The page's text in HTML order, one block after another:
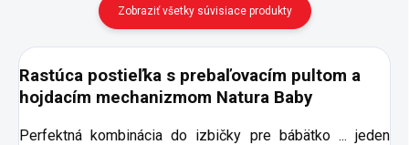
Zobraziť všetky súvisiace produkty
Rastúca postieľka s prebaľovacím pultom a
hojdacím mechanizmom Natura Baby
Perfektná kombinácia do izbičky pre bábätko ... jeden